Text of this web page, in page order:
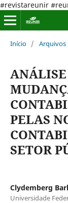
#revistareunir
Início / Arquivos
PELAS
SETOR
Clydemberg
Universidade